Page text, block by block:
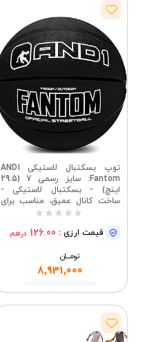
توپ بسکتبال لاستیکی AND1
Fantom: سایز رسمی 7 (29.5
اینچ) - بسکتبال لاستیکی -
ساخت کانال عمیق، مناسب برای
بازی‌های بسکتبال فضای باز داخل
قیمت ارزی : 126.00 درهم
تومــــــان
8,931,000
مشاهده